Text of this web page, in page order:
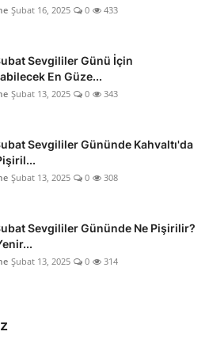
Şubat 16, 2025 0 433
Sevgililer Günü İçin
En Güze...
Şubat 13, 2025 0 343
Sevgililer Gününde Kahvaltı'da
Şubat 13, 2025 0 308
Sevgililer Gününde Ne Pişirilir?
Şubat 13, 2025 0 314